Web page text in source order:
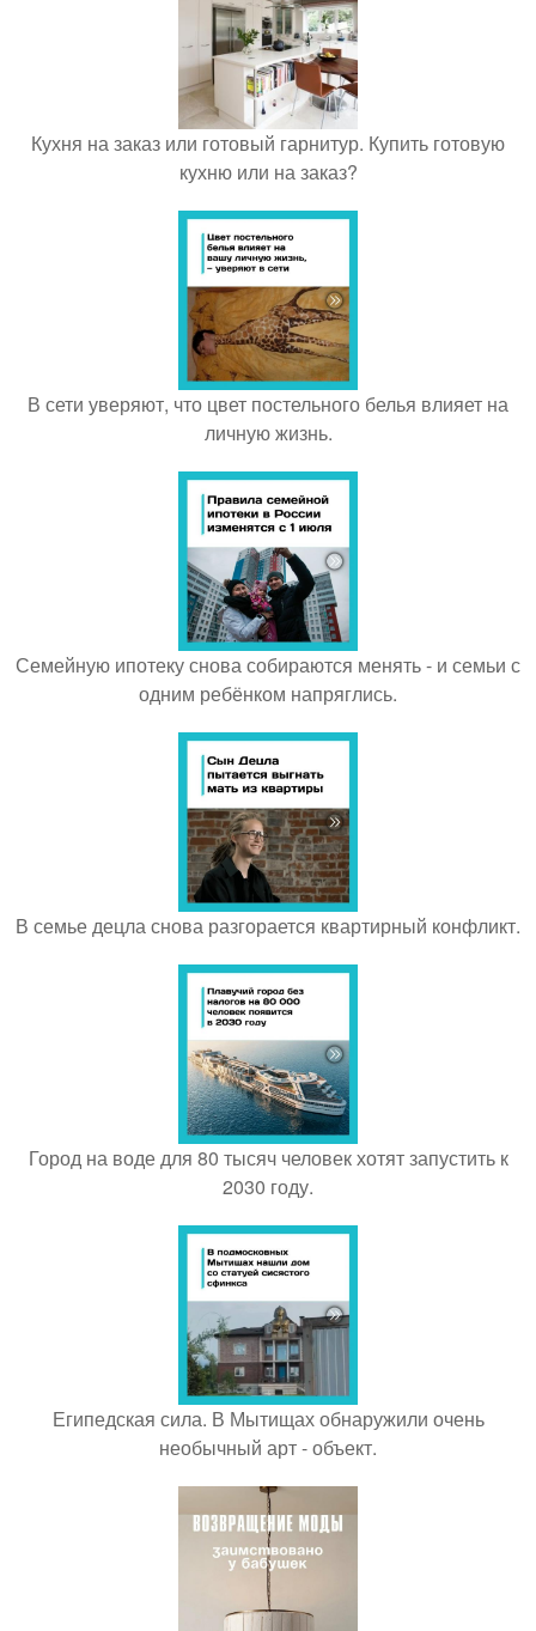
Кухня на заказ или готовый гарнитур. Купить готовую
кухню или на заказ?
В сети уверяют, что цвет постельного белья влияет на
личную жизнь.
Семейную ипотеку снова собираются менять - и семьи с
одним ребёнком напряглись.
В семье децла снова разгорается квартирный конфликт.
Город на воде для 80 тысяч человек хотят запустить к
2030 году.
Египедская сила. В Мытищах обнаружили очень
необычный арт - объект.